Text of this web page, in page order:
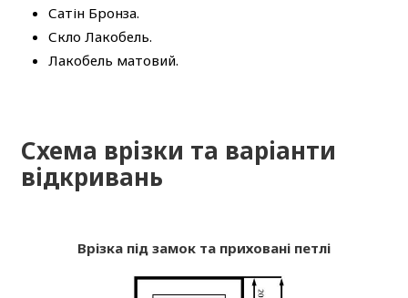
Сатін Бронза.
Скло Лакобель.
Лакобель матовий.
Схема врізки та варіанти
відкривань
Врізка під замок та приховані петлі